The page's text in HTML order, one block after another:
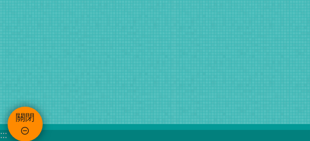
關閉
:::